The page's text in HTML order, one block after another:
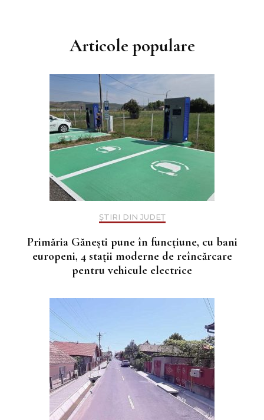
Articole populare
ȘTIRI DIN JUDEȚ
Primăria Gănești pune în funcțiune, cu bani
europeni, 4 stații moderne de reîncărcare
pentru vehicule electrice